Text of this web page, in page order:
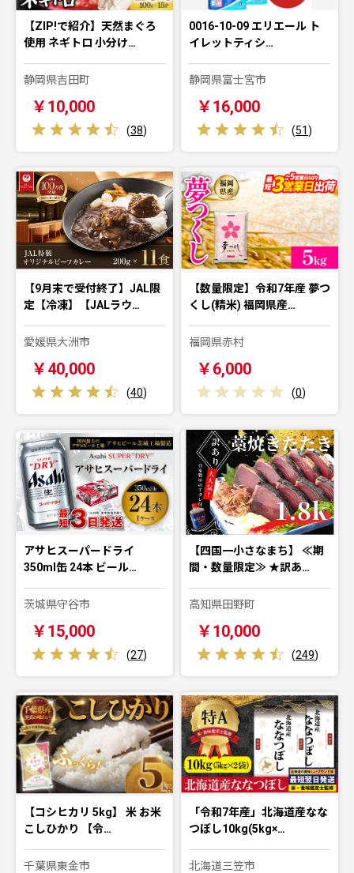
【ZIP!で紹介】天然まぐろ
使用 ネギトロ 小分け…
静岡県吉田町
￥10,000
(38)
0016-10-09 エリエール ト
イレットティシ…
静岡県富士宮市
￥16,000
(51)
【9月末で受付終了】JAL限
定【冷凍】【JALラウ…
愛媛県大洲市
￥40,000
(40)
【数量限定】令和7年産 夢つ
くし(精米) 福岡県産…
福岡県赤村
￥6,000
(0)
アサヒスーパードライ
350ml缶 24本 ビール…
茨城県守谷市
￥15,000
(27)
【四国一小さなまち】 ≪期
間・数量限定≫ ★訳あ…
高知県田野町
￥10,000
(249)
【コシヒカリ 5kg】 米 お米
こしひかり 【令…
千葉県東金市
「令和7年産」北海道産なな
つぼし10kg(5kg×…
北海道三笠市